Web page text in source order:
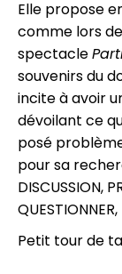
Elle propose
comme lors
spectacle
souvenirs du
incite à avoir
dévoilant ce
posé
pour sa
DISCUSSION,
QUESTIONNER,
Petit tour de